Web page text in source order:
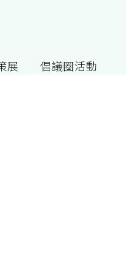
展 倡議圈活動